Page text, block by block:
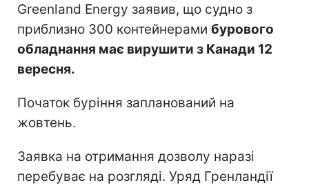
Greenland Energy заявив, що судно з
приблизно 300 контейнерами бурового
обладнання має вирушити з Канади 12
вересня.
Початок буріння запланований на
жовтень.
Заявка на отримання дозволу наразі
перебуває на розгляді. Уряд Гренландії